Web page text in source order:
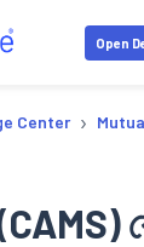
Open
Center ›